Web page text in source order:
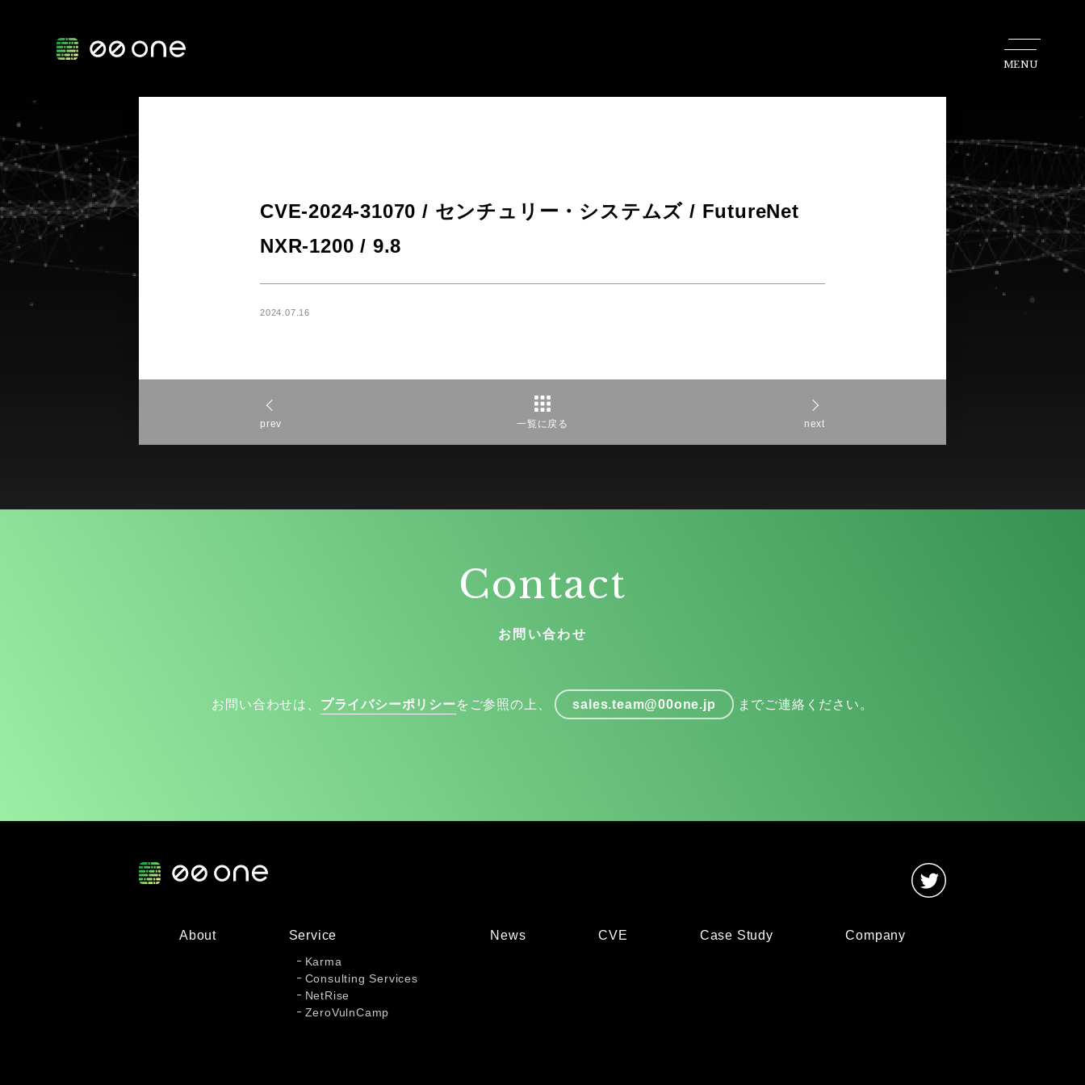
MENU
CVE-2024-31070 / センチュリー・システムズ / FutureNet
NXR-1200 / 9.8
2024.07.16
prev 一覧に戻る next
Contact
お問い合わせ
お問い合わせは、 プライバシーポリシーをご参照の上、 sales.team@00one.jp までご連絡ください。
About Service
Karma
Consulting Services
NetRise
ZeroVulnCamp
News CVE Case Study Company